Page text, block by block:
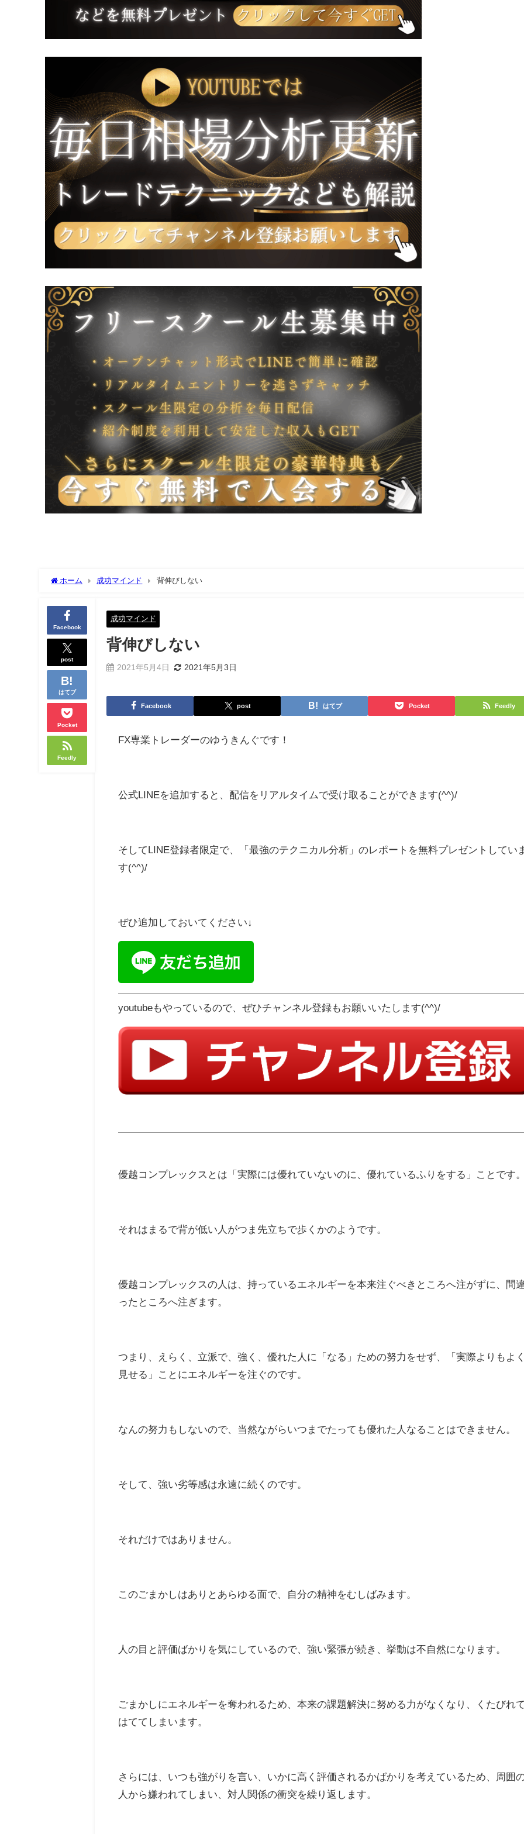
ホーム 成功マインド 背伸びしない
Facebook
post
はてブ
Pocket
Feedly
成功マインド
背伸びしない
2021年5月4日 2021年5月3日
Facebook post はてブ Pocket Feedly
FX専業トレーダーのゆうきんぐです！
公式LINEを追加すると、配信をリアルタイムで受け取ることができます(^^)/
そしてLINE登録者限定で、「最強のテクニカル分析」のレポートを無料プレゼントしてい
す(^^)/
ぜひ追加しておいてください↓
youtubeもやっているので、ぜひチャンネル登録もお願いいたします(^^)/
優越コンプレックスとは「実際には優れていないのに、優れているふりをする」ことです
それはまるで背が低い人がつま先立ちで歩くかのようです。
優越コンプレックスの人は、持っているエネルギーを本来注ぐべきところへ注がずに、間
ったところへ注ぎます。
つまり、えらく、立派で、強く、優れた人に「なる」ための努力をせず、「実際よりもよ
見せる」ことにエネルギーを注ぐのです。
なんの努力もしないので、当然ながらいつまでたっても優れた人なることはできません。
そして、強い劣等感は永遠に続くのです。
それだけではありません。
このごまかしはありとあらゆる面で、自分の精神をむしばみます。
人の目と評価ばかりを気にしているので、強い緊張が続き、挙動は不自然になります。
ごまかしにエネルギーを奪われるため、本来の課題解決に努める力がなくなり、くたびれ
はててしまいます。
さらには、いつも強がりを言い、いかに高く評価されるかばかりを考えているため、周囲
人から嫌われてしまい、対人関係の衝突を繰り返します。